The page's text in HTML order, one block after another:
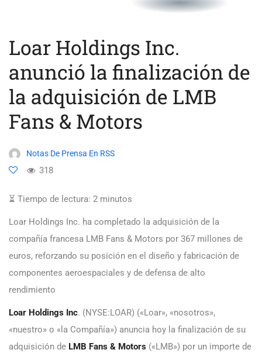
Loar Holdings Inc.
anunció la finalización de
la adquisición de LMB
Fans & Motors
Notas De Prensa En RSS
318
⏳ Tiempo de lectura: 2 minutos
Loar Holdings Inc. ha completado la adquisición de la
compañía francesa LMB Fans & Motors por 367 millones de
euros, reforzando su posición en el diseño y fabricación de
componentes aeroespaciales y de defensa de alto
rendimiento
Loar Holdings Inc. (NYSE:LOAR) («Loar», «nosotros»,
«nuestro» o «la Compañía») anuncia hoy la finalización de su
adquisición de LMB Fans & Motors («LMB») por un importe de